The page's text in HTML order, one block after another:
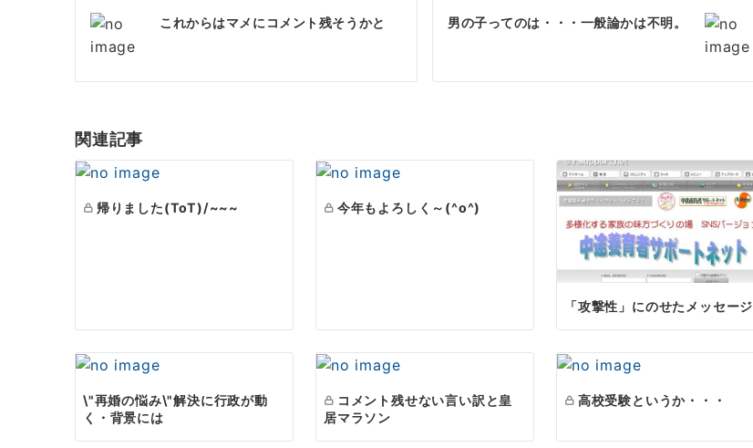
投
稿
ゲ
ー
シ
これからはマメにコメント残そうかと 男の子ってのは・・・一般論かは不明。
関連記事
帰りました(ToT)/~~~ 今年もよろしく～(^o^)
「攻撃性」にのせたメッセージ
\"再婚の悩み\"解決に行政が動
く・背景には
コメント残せない言い訳と皇
居マラソン
高校受験というか・・・